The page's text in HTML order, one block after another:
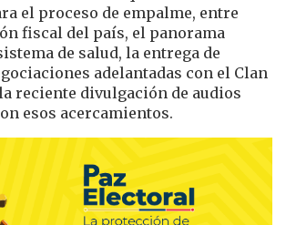
el proceso de empalme, entre
fiscal del país, el panorama
de salud, la entrega de
adelantadas con el Clan
reciente divulgación de audios
esos acercamientos.